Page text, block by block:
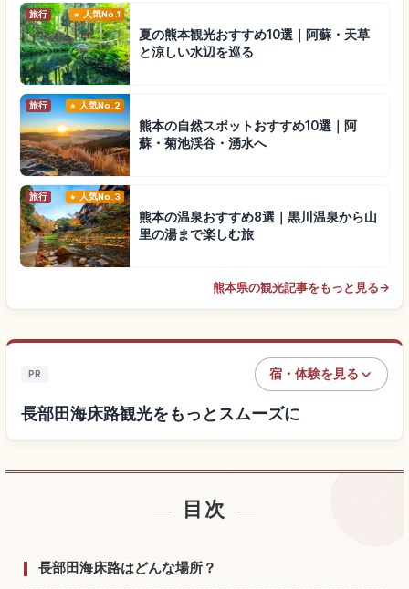
旅行 人気No.1
夏の熊本観光おすすめ10選｜阿蘇・天草
と涼しい水辺を巡る
旅行 人気No.2
熊本の自然スポットおすすめ10選｜阿
蘇・菊池渓谷・湧水へ
旅行 人気No.3
熊本の温泉おすすめ8選｜黒川温泉から山
里の湯まで楽しむ旅
熊本県の観光記事をもっと見る→
PR 宿・体験を見る
長部田海床路観光をもっとスムーズに
長部田海床路付近の宿を探す
長部田海床路の体験を探す
目次
長部田海床路はどんな場所？